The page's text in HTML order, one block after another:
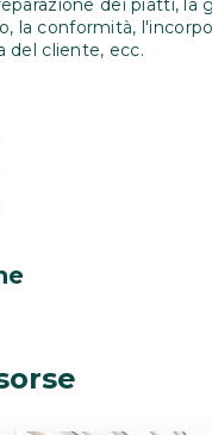
dei piatti, la
la conformità,
del cliente, ecc.